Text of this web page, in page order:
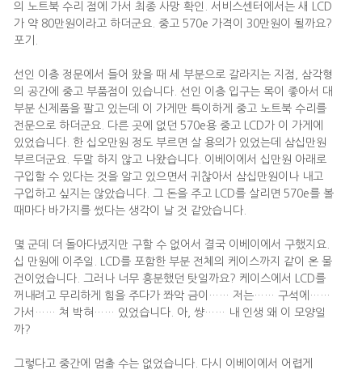
의 노트북 수리 점에 가서 최종 사망 확인. 서비스센터에서는 새 LCD
가 약 80만원이라고 하더군요. 중고 570e 가격이 30만원이 될까요?
포기.
선인 이층 정문에서 들어 왔을 때 세 부분으로 갈라지는 지점, 삼각형
의 공간에 중고 부품점이 있습니다. 선인 이층 입구는 목이 좋아서 대
부분 신제품을 팔고 있는데 이 가게만 특이하게 중고 노트북 수리를
전문으로 하더군요. 다른 곳에 없던 570e용 중고 LCD가 이 가게에
있었습니다. 한 십오만원 정도 부르면 살 용의가 있었는데 삼십만원
부르더군요. 두말 하지 않고 나왔습니다. 이베이에서 십만원 아래로
구입할 수 있다는 것을 알고 있으면서 귀찮아서 삼십만원이나 내고
구입하고 싶지는 않았습니다. 그 돈을 주고 LCD를 살리면 570e를 볼
때마다 바가지를 썼다는 생각이 날 것 같았습니다.
몇 군데 더 돌아다녔지만 구할 수 없어서 결국 이베이에서 구했지요.
십 만원에 이주일. LCD를 포함한 부분 전체의 케이스까지 같이 온 물
건이었습니다. 그러나 너무 흥분했던 탓일까요? 케이스에서 LCD를
꺼내려고 무리하게 힘을 주다가 쫘악 금이…… 저는…… 구석에……
가서…… 쳐 박혀…… 있었습니다. 아, 썅…… 내 인생 왜 이 모양일
까?
그렇다고 중간에 멈출 수는 없었습니다. 다시 이베이에서 어렵게